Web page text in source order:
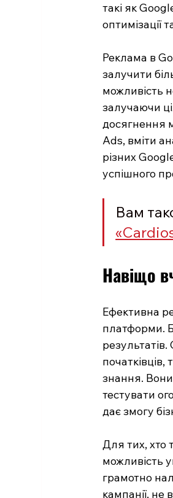
такі як
оптимізації
Реклама в
залучити
можливість
залучаючи
досягнення
Ads, вміти
різних
успішного
Вам
Навіщо
Ефективна
платформи.
початківців,
знання.
тестувати
дає змогу
Для тих, хто
можливість
грамотно
кампанії, не